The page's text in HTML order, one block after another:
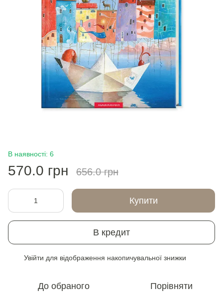
В наявності: 6
570.0 грн 656.0 грн
Купити
В кредит
Увійти для відображення накопичувальної знижки
До обраного Порівняти